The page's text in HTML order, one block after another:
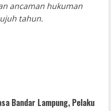
ancaman hukuman
tahun.
Bandar Lampung, Pelaku